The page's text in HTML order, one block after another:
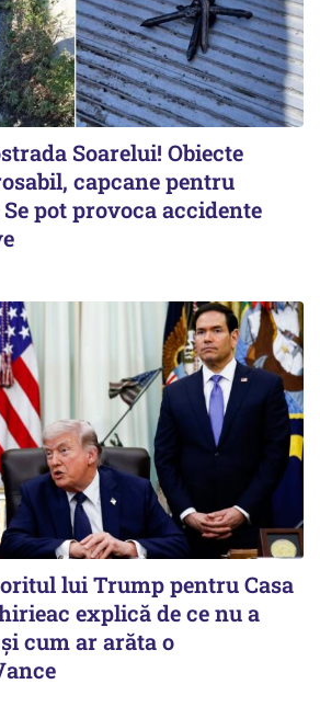
Soarelui! Obiecte
capcane pentru
pot provoca accidente
lui Trump pentru Casa
explică de ce nu a
cum ar arăta o